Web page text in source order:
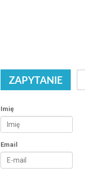
ZAPYTANIE
Imię
Email